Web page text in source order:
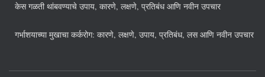
केस गळती थांबवण्याचे उपाय, कारणे, लक्षणे, प्रतिबंध आणि नवीन उपचार
गर्भाशयाच्या मुखाचा कर्करोग: कारणे, लक्षणे, उपाय, प्रतिबंध, लस आणि नवीन उपचार